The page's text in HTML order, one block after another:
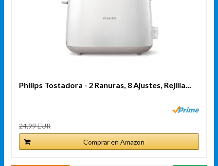
Philips Tostadora - 2 Ranuras, 8 Ajustes, Rejilla...
24,99 EUR
Comprar en Amazon